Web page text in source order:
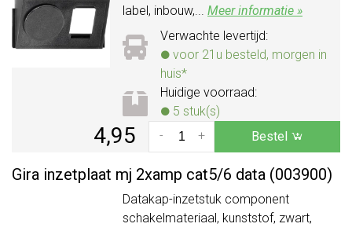
label, inbouw,... Meer informatie »
Verwachte levertijd:
voor 21u besteld, morgen in
huis*
Huidige voorraad:
5 stuk(s)
4,95 +
- Bestel
Gira inzetplaat mj 2xamp cat5/6 data (003900)
Datakap-inzetstuk component
schakelmateriaal, kunststof, zwart,